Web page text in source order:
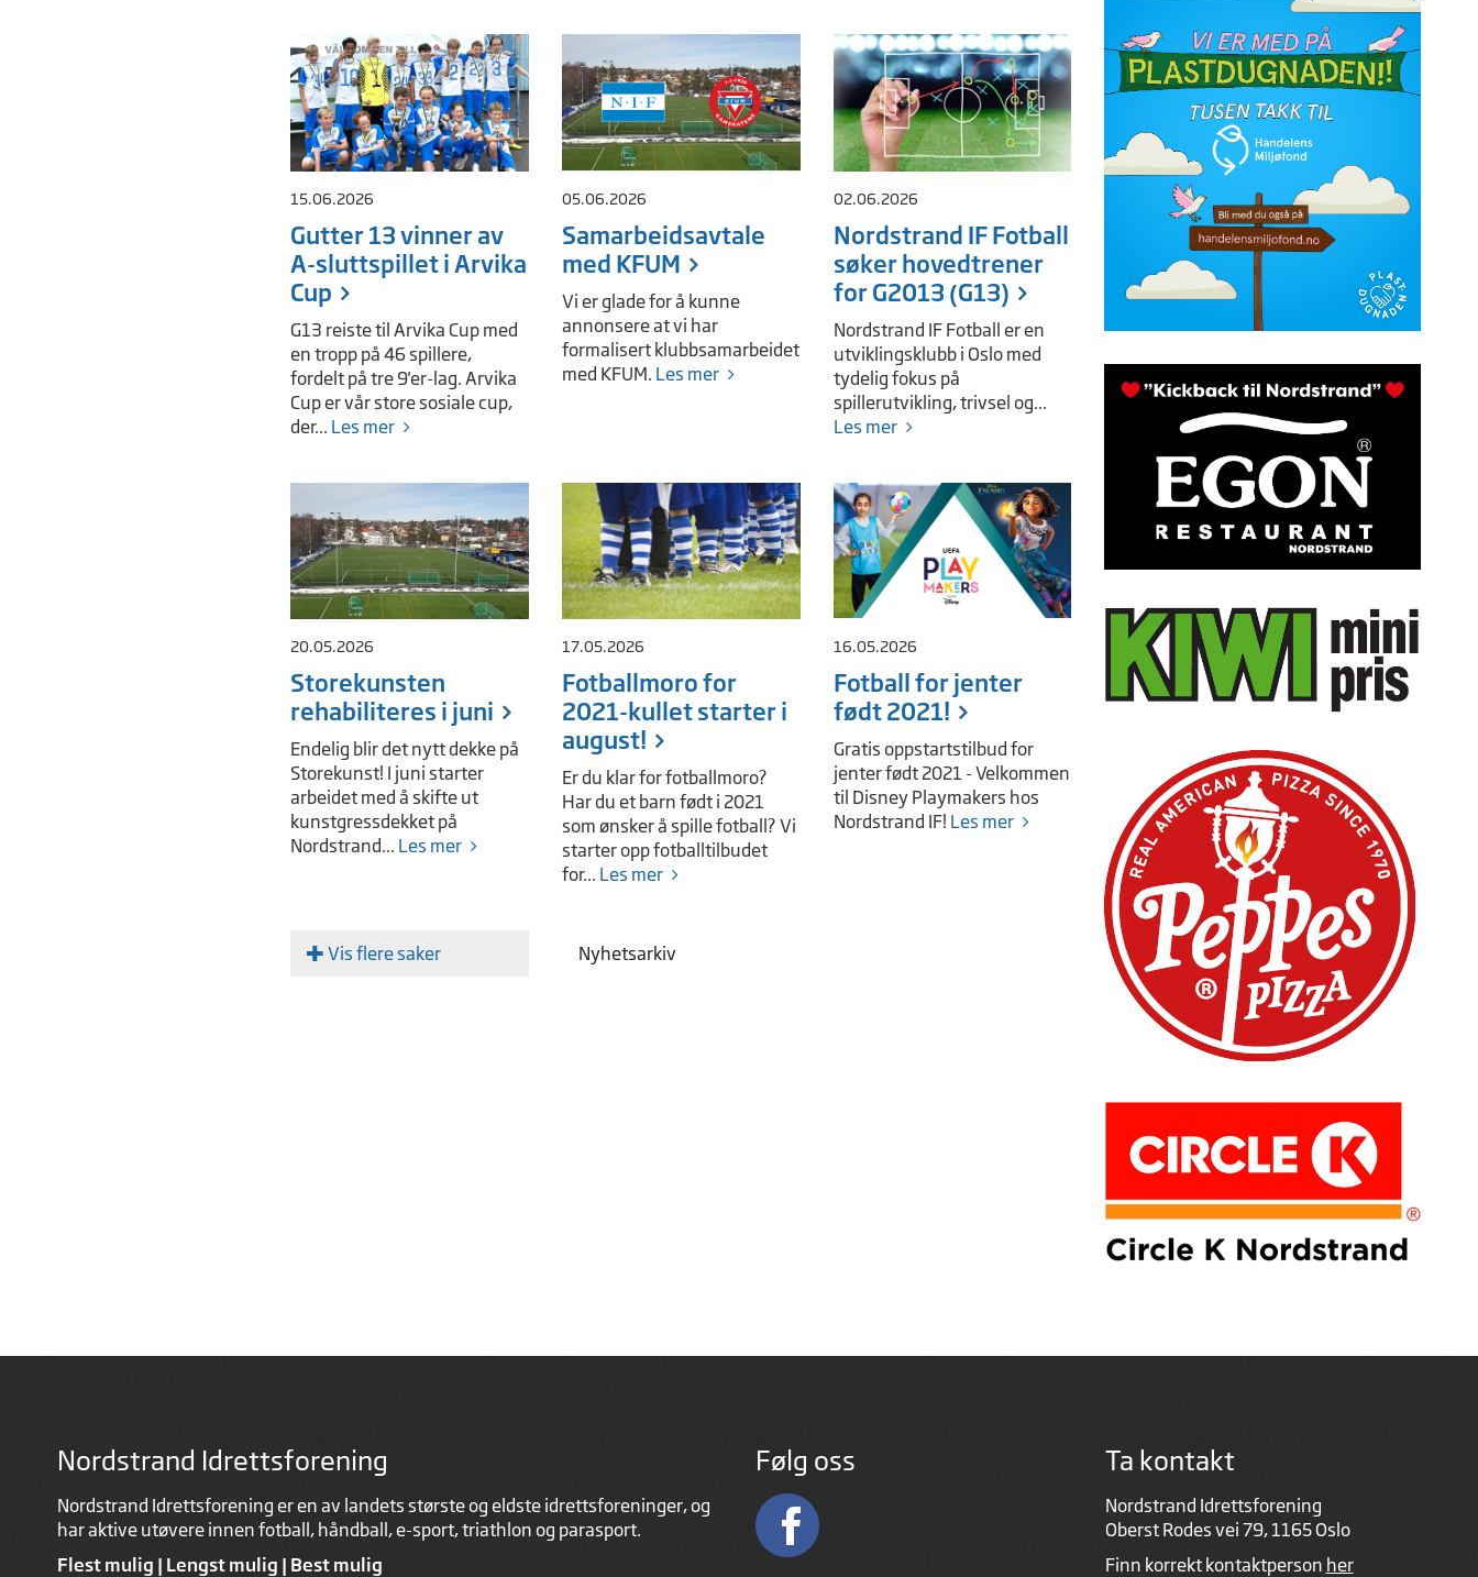
15.06.2026
Gutter 13 vinner av
A-sluttspillet i Arvika
Cup
G13 reiste til Arvika Cup med
en tropp på 46 spillere,
fordelt på tre 9'er-lag. Arvika
Cup er vår store sosiale cup,
der... Les mer
05.06.2026
Samarbeidsavtale
med KFUM
Vi er glade for å kunne
annonsere at vi har
formalisert klubbsamarbeidet
med KFUM. Les mer
02.06.2026
Nordstrand IF Fotball
søker hovedtrener
for G2013 (G13)
Nordstrand IF Fotball er en
utviklingsklubb i Oslo med
tydelig fokus på
spillerutvikling, trivsel og...
Les mer
20.05.2026
Storekunsten
rehabiliteres i juni
Endelig blir det nytt dekke på
Storekunst! I juni starter
arbeidet med å skifte ut
kunstgressdekket på
Nordstrand... Les mer
17.05.2026
Fotballmoro for
2021-kullet starter i
august!
Er du klar for fotballmoro?
Har du et barn født i 2021
som ønsker å spille fotball? Vi
starter opp fotballtilbudet
for... Les mer
16.05.2026
Fotball for jenter
født 2021!
Gratis oppstartstilbud for
jenter født 2021 - Velkommen
til Disney Playmakers hos
Nordstrand IF! Les mer
Vis flere saker Nyhetsarkiv
Nordstrand Idrettsforening
Nordstrand Idrettsforening er en av landets største og eldste idrettsforeninger, og
har aktive utøvere innen fotball, håndball, e-sport, triathlon og parasport.
Flest mulig | Lengst mulig | Best mulig
Følg oss Ta kontakt
Nordstrand Idrettsforening
Oberst Rodes vei 79, 1165 Oslo
Finn korrekt kontaktperson her